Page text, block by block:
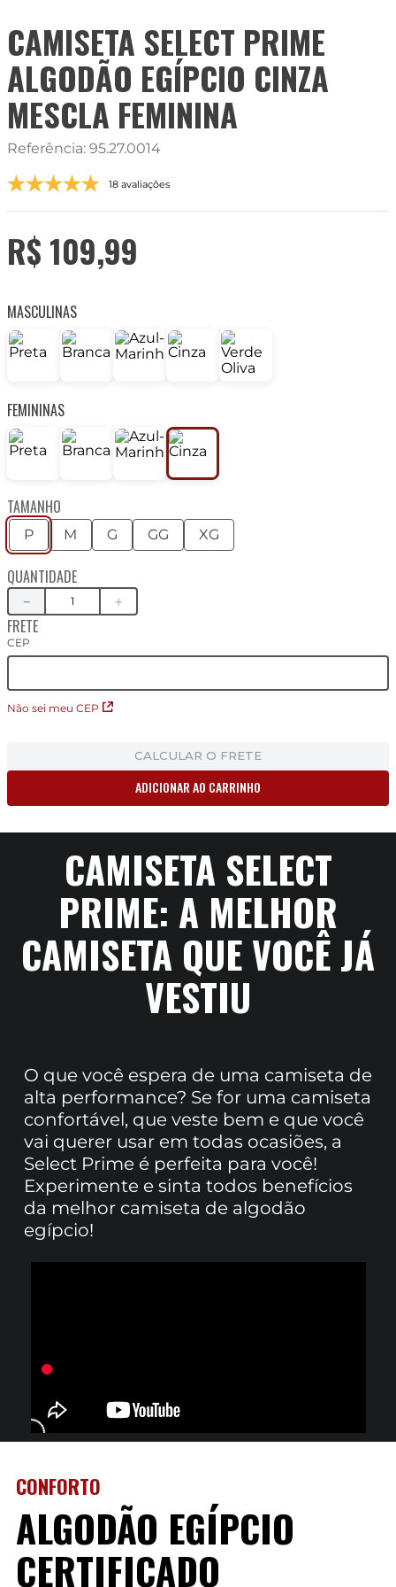
CAMISETA SELECT PRIME
ALGODÃO EGÍPCIO CINZA
MESCLA FEMININA
Referência: 95.27.0014
18 avaliações
R$ 109,99
MASCULINAS
FEMININAS
TAMANHO
P M G GG XG
QUANTIDADE
＋
－
FRETE
CEP
Não sei meu CEP
CALCULAR O FRETE
ADICIONAR AO CARRINHO
CAMISETA SELECT
PRIME: A MELHOR
CAMISETA QUE VOCÊ JÁ
VESTIU
O que você espera de uma camiseta de
alta performance? Se for uma camiseta
confortável, que veste bem e que você
vai querer usar em todas ocasiões, a
Select Prime é perfeita para você!
Experimente e sinta todos benefícios
da melhor camiseta de algodão
egípcio!
CONFORTO
ALGODÃO EGÍPCIO
CERTIFICADO